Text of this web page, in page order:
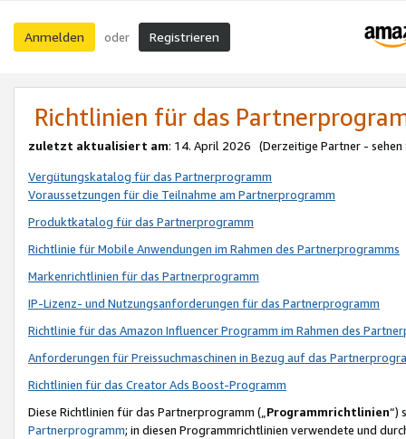
Anmelden oder Registrieren
Richtlinien für das
zuletzt aktualisiert am: 14. April 2026 (Derzeitige Partner - sehen
Vergütungskatalog für das Partnerprogramm
Voraussetzungen für die Teilnahme am Partnerprogramm
Produktkatalog für das Partnerprogramm
Richtlinie für Mobile Anwendungen im Rahmen des Partnerprogramms
Markenrichtlinien für das Partnerprogramm
IP-Lizenz- und Nutzungsanforderungen für das Partnerprogramm
Richtlinie für das Amazon Influencer Programm im Rahmen des
Anforderungen für Preissuchmaschinen in Bezug auf das
Richtlinien für das Creator Ads Boost-Programm
Diese Richtlinien für das Partnerprogramm („Programmrichtlinien“)
Partnerprogramm; in diesen Programmrichtlinien verwendete und